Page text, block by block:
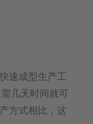
速成型生产工
几天时间就可
方式相比，这